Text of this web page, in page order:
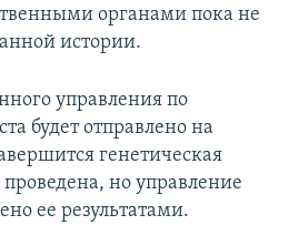
органами пока не
истории.
управления по
будет отправлено на
генетическая
но управление
ее результатами.